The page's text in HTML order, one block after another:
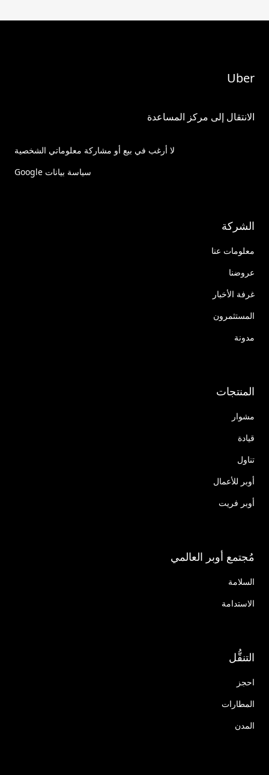
Uber
الانتقال إلى مركز المساعدة
لا أرغب في بيع أو مشاركة معلوماتي الشخصية
سياسة بيانات Google
الشركة
معلومات عنا
عروضنا
غرفة الأخبار
المستثمرون
مدونة
المنتجات
مشوار
قيادة
تناول
أوبر للأعمال
أوبر فريت
مُجتمع أوبر العالمي
السلامة
الاستدامة
التنقُّل
احجز
المطارات
المدن